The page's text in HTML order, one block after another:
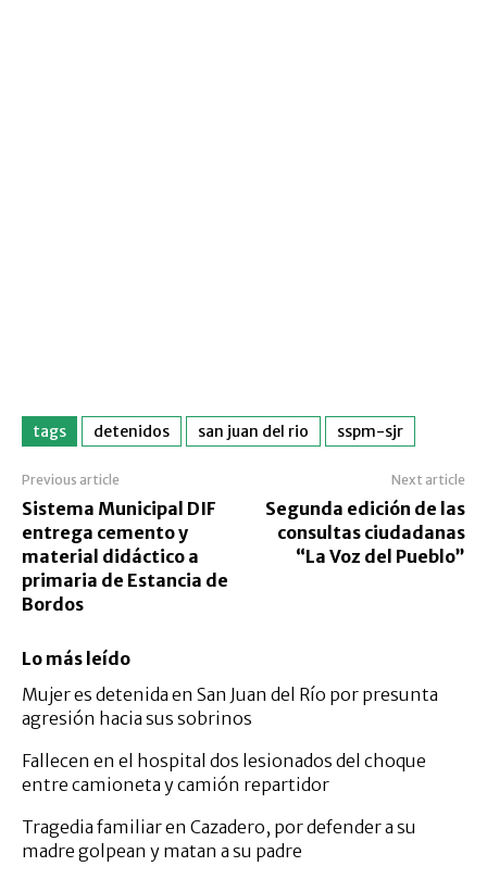
tags detenidos san juan del rio sspm-sjr
Previous article
Sistema Municipal DIF
entrega cemento y
material didáctico a
primaria de Estancia de
Bordos
Next article
Segunda edición de las
consultas ciudadanas
“La Voz del Pueblo”
Lo más leído
Mujer es detenida en San Juan del Río por presunta
agresión hacia sus sobrinos
Fallecen en el hospital dos lesionados del choque
entre camioneta y camión repartidor
Tragedia familiar en Cazadero, por defender a su
madre golpean y matan a su padre